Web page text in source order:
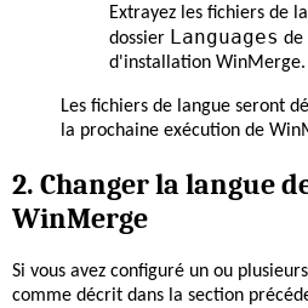
Extrayez les fichiers de
dossier Languages de
d'installation WinMerge.
Les fichiers de langue seront
la prochaine exécution de
2. Changer la langue
WinMerge
Si vous avez configuré un ou
comme décrit dans la section